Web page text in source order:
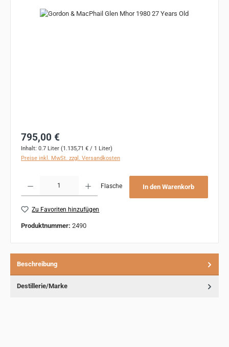
Bildergalerie überspringen
Regulärer Preis:
795,00 €
Inhalt: 0.7 Liter (1.135,71 € / 1 Liter)
Preise inkl. MwSt. zzgl. Versandkosten
Flasche In den Warenkorb
Zu Favoriten hinzufügen
Produktnummer: 2490
Beschreibung
Destillerie/Marke